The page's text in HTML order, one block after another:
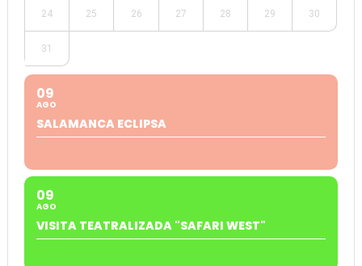
24 25 26 27 28 29 30
31
09
AGO
SALAMANCA ECLIPSA
09
AGO
VISITA TEATRALIZADA "SAFARI WEST"